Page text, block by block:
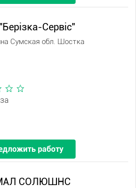
Сервіс"
Сумская обл. Шостка
работу
СОЛЮШНС